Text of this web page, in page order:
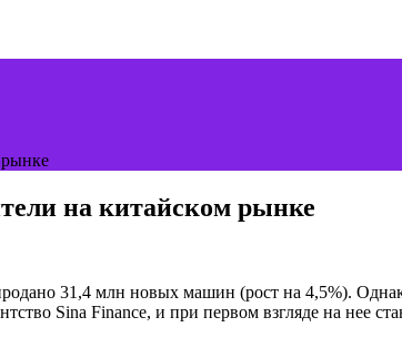
на китайском рынке
31,4 млн новых машин (рост на 4,5%).
Sina Finance, и при первом взгляде на нее